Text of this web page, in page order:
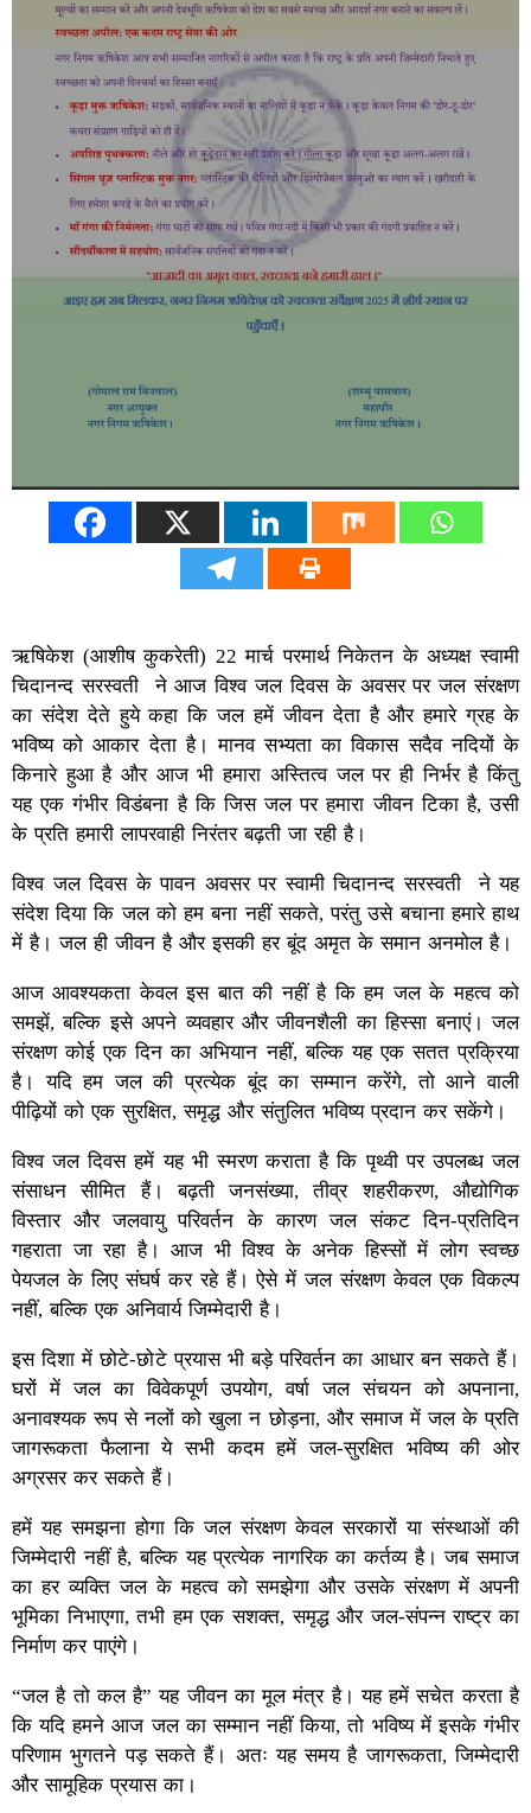
ऋषिकेश (आशीष कुकरेती) 22 मार्च परमार्थ निकेतन के अध्यक्ष स्वामी
चिदानन्द सरस्वती ने आज विश्व जल दिवस के अवसर पर जल संरक्षण
का संदेश देते हुये कहा कि जल हमें जीवन देता है और हमारे ग्रह के
भविष्य को आकार देता है। मानव सभ्यता का विकास सदैव नदियों के
किनारे हुआ है और आज भी हमारा अस्तित्व जल पर ही निर्भर है किंतु
यह एक गंभीर विडंबना है कि जिस जल पर हमारा जीवन टिका है, उसी
के प्रति हमारी लापरवाही निरंतर बढ़ती जा रही है।
विश्व जल दिवस के पावन अवसर पर स्वामी चिदानन्द सरस्वती ने यह
संदेश दिया कि जल को हम बना नहीं सकते, परंतु उसे बचाना हमारे हाथ
में है। जल ही जीवन है और इसकी हर बूंद अमृत के समान अनमोल है।
आज आवश्यकता केवल इस बात की नहीं है कि हम जल के महत्व को
समझें, बल्कि इसे अपने व्यवहार और जीवनशैली का हिस्सा बनाएं। जल
संरक्षण कोई एक दिन का अभियान नहीं, बल्कि यह एक सतत प्रक्रिया
है। यदि हम जल की प्रत्येक बूंद का सम्मान करेंगे, तो आने वाली
पीढ़ियों को एक सुरक्षित, समृद्ध और संतुलित भविष्य प्रदान कर सकेंगे।
विश्व जल दिवस हमें यह भी स्मरण कराता है कि पृथ्वी पर उपलब्ध जल
संसाधन सीमित हैं। बढ़ती जनसंख्या, तीव्र शहरीकरण, औद्योगिक
विस्तार और जलवायु परिवर्तन के कारण जल संकट दिन-प्रतिदिन
गहराता जा रहा है। आज भी विश्व के अनेक हिस्सों में लोग स्वच्छ
पेयजल के लिए संघर्ष कर रहे हैं। ऐसे में जल संरक्षण केवल एक विकल्प
नहीं, बल्कि एक अनिवार्य जिम्मेदारी है।
इस दिशा में छोटे-छोटे प्रयास भी बड़े परिवर्तन का आधार बन सकते हैं।
घरों में जल का विवेकपूर्ण उपयोग, वर्षा जल संचयन को अपनाना,
अनावश्यक रूप से नलों को खुला न छोड़ना, और समाज में जल के प्रति
जागरूकता फैलाना ये सभी कदम हमें जल-सुरक्षित भविष्य की ओर
अग्रसर कर सकते हैं।
हमें यह समझना होगा कि जल संरक्षण केवल सरकारों या संस्थाओं की
जिम्मेदारी नहीं है, बल्कि यह प्रत्येक नागरिक का कर्तव्य है। जब समाज
का हर व्यक्ति जल के महत्व को समझेगा और उसके संरक्षण में अपनी
भूमिका निभाएगा, तभी हम एक सशक्त, समृद्ध और जल-संपन्न राष्ट्र का
निर्माण कर पाएंगे।
“जल है तो कल है” यह जीवन का मूल मंत्र है। यह हमें सचेत करता है
कि यदि हमने आज जल का सम्मान नहीं किया, तो भविष्य में इसके गंभीर
परिणाम भुगतने पड़ सकते हैं। अतः यह समय है जागरूकता, जिम्मेदारी
और सामूहिक प्रयास का।